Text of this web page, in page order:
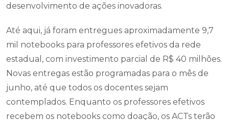
desenvolvimento de ações inovadoras.
Até aqui, já foram entregues aproximadamente 9,7
mil notebooks para professores efetivos da rede
estadual, com investimento parcial de R$ 40 milhões.
Novas entregas estão programadas para o mês de
junho, até que todos os docentes sejam
contemplados. Enquanto os professores efetivos
recebem os notebooks como doação, os ACTs terão